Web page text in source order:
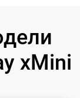
xMini